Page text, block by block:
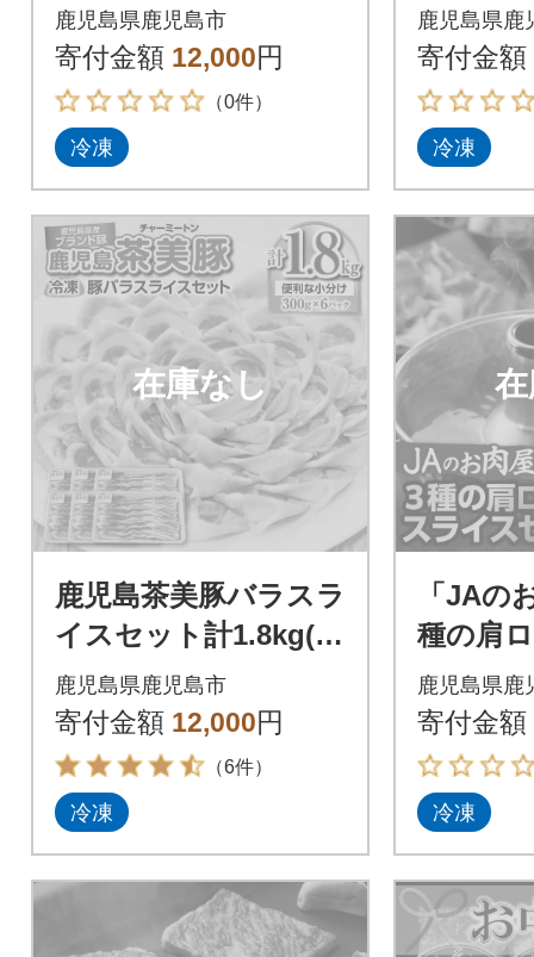
食べ比べセット 130g
×8P K025-011_02
鹿児島県鹿児島市
寄付金額 12,000円
（0件）
冷凍
食べ比
×12P
鹿児島県鹿
寄付金額
冷凍
在庫なし
鹿児島茶美豚バラスラ
イスセット計1.8kg(C-
2801) K127-007
鹿児島県鹿児島市
寄付金額 12,000円
（6件）
冷凍
「JAの
種の肩
スセッ
234-004
鹿児島県鹿
寄付金額
冷凍